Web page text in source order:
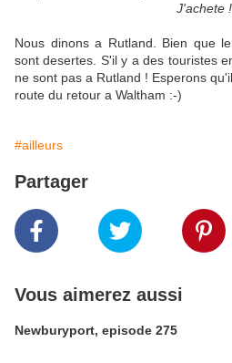
J'achete !
Nous dinons a Rutland. Bien que
sont desertes. S'il y a des touristes
ne sont pas a Rutland ! Esperons
route du retour a Waltham :-)
#ailleurs
Partager
Vous aimerez aussi
Newburyport, episode 275